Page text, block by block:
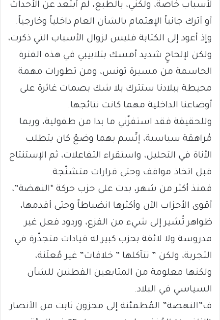
لأسباب خاصة، ولكني، بالطبع، لم أبتعد عن الأحداث
أو أترك جانباً الإهتمام بالشأن العام داخلياً وخارجياً.
وإذ أعود إلى الكتابة فليس لزوال الأسباب التي ذكرت،
ولكن لإلحاحٍ شديد أمسك بتلابيبي في هذه الفترة
الحاسمة من مسيرة تونس، ومن تطورات مهمة
محيطة ببلادنا ستترك بلا شك بصمات غائرة على
أوضاعنا الداخلية مهما كانت نتائجها.
وللحقيقة فقد استفزّني ما بدا من طفولية، وربما
مُراهقة سياسية، إتّسم بهما وضعٌ كان يتطلب
الأناة في التحليل، واستقراء التفاعلات، ثم الإستنتاج
قبل اتخاذ مواقف وحتى قرارات متشنّجة.
فمنذ أكثر من شهر، بدت على حزب حركة “النهضة”،
أقوى الأحزاب الآن وأكثرها انضباطاً وحتى أقدمها،
ظواهر تُشير إلى شيء من الفزع، وردود فعل غير
مدروسة ولا لائقة بحزب كبير له قيادات متجذّرة في
التجربة، ولكن ” تتآكلها ” خلافات” غير مُعلَنة،
ولكنها معلومة من المتابعين الفطنين للشأن
السياسي في البلاد.
ف”النهضة” المُطمئنة إلى مخزون ثابت من الأنصار